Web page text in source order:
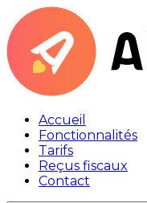
Accueil
Fonctionnalités
Tarifs
Reçus fiscaux
Contact